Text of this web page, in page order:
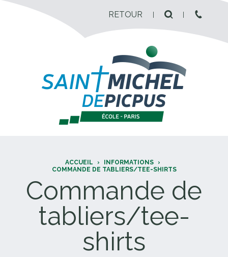
RETOUR
ACCUEIL › INFORMATIONS
›
COMMANDE DE TABLIERS/TEE-SHIRTS
Commande de
tabliers/tee-
shirts